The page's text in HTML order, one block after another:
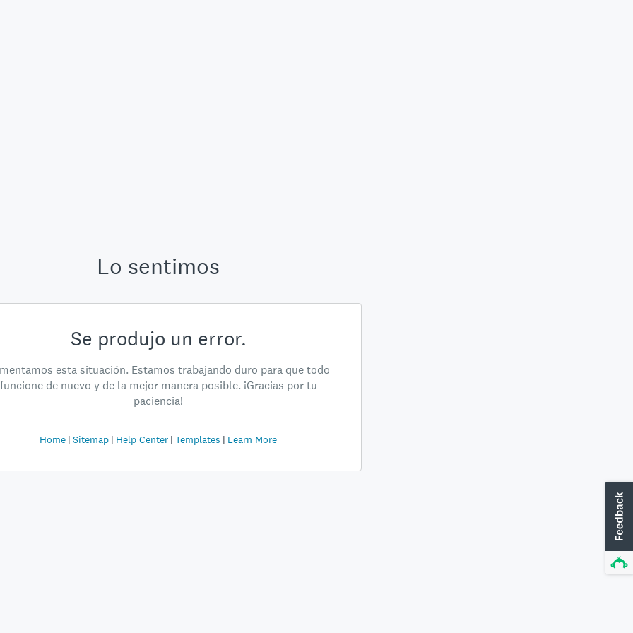
Lo sentimos
Se produjo un error.
esta situación. Estamos trabajando duro para que todo
funcione de nuevo y de la mejor manera posible. ¡Gracias por tu
paciencia!
Home Sitemap Help Center Templates Learn More